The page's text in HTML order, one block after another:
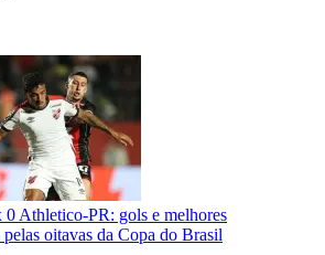
Athletico-PR: gols e melhores
pelas oitavas da Copa do Brasil